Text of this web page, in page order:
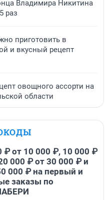
Владимира Никитина
раз
приготовить в
и вкусный рецепт
овощного ассорти на
области
₽ от 10 000 ₽, 10 000 ₽
000 ₽ от 30 000 ₽ и
000 ₽ на первый и
заказы по